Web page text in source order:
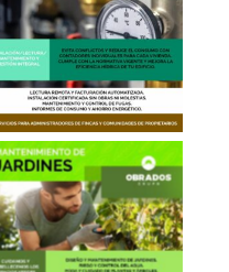
Contadores de Agua
Jardinería